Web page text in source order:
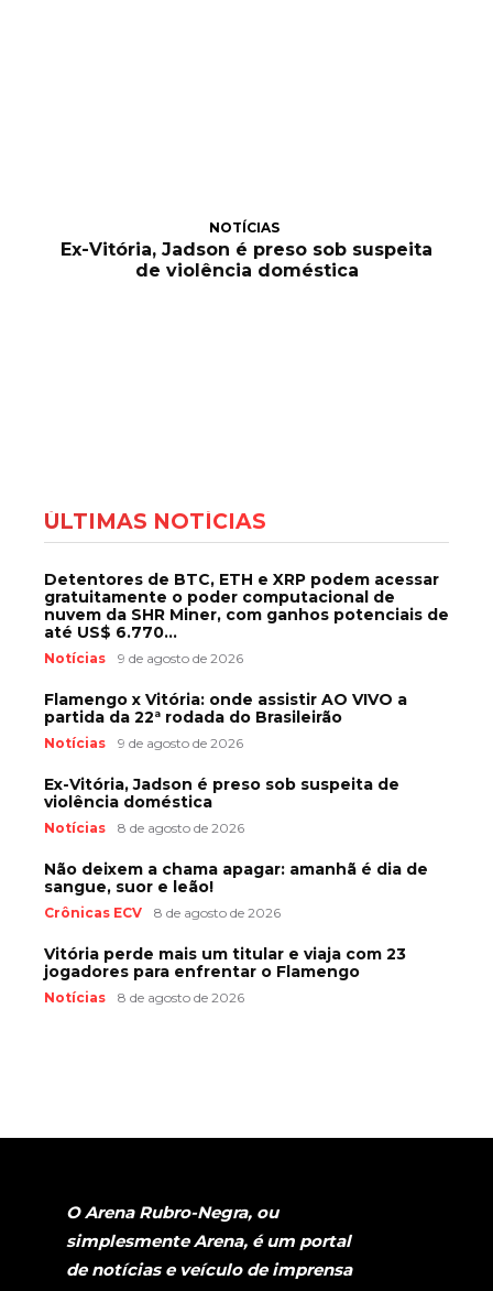
NOTÍCIAS
Ex-Vitória, Jadson é preso sob suspeita
de violência doméstica
ÚLTIMAS NOTÍCIAS
Detentores de BTC, ETH e XRP podem acessar
gratuitamente o poder computacional de
nuvem da SHR Miner, com ganhos potenciais de
até US$ 6.770...
Notícias 9 de agosto de 2026
Flamengo x Vitória: onde assistir AO VIVO a
partida da 22ª rodada do Brasileirão
Notícias 9 de agosto de 2026
Ex-Vitória, Jadson é preso sob suspeita de
violência doméstica
Notícias 8 de agosto de 2026
Não deixem a chama apagar: amanhã é dia de
sangue, suor e leão!
Crônicas ECV 8 de agosto de 2026
Vitória perde mais um titular e viaja com 23
jogadores para enfrentar o Flamengo
Notícias 8 de agosto de 2026
O Arena Rubro-Negra, ou
simplesmente Arena, é um portal
de notícias e veículo de imprensa